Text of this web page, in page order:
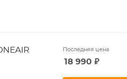
Последняя цена
18 990 ₽